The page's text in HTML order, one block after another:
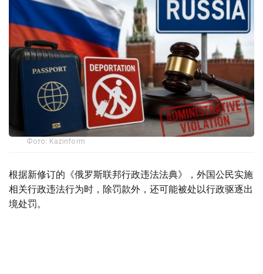
Фото: Kazinform
根据新修订的《俄罗斯联邦行政违法法典》，外国公民实施
相关行政违法行为时，除罚款外，还可能被处以行政驱逐出
境处罚。